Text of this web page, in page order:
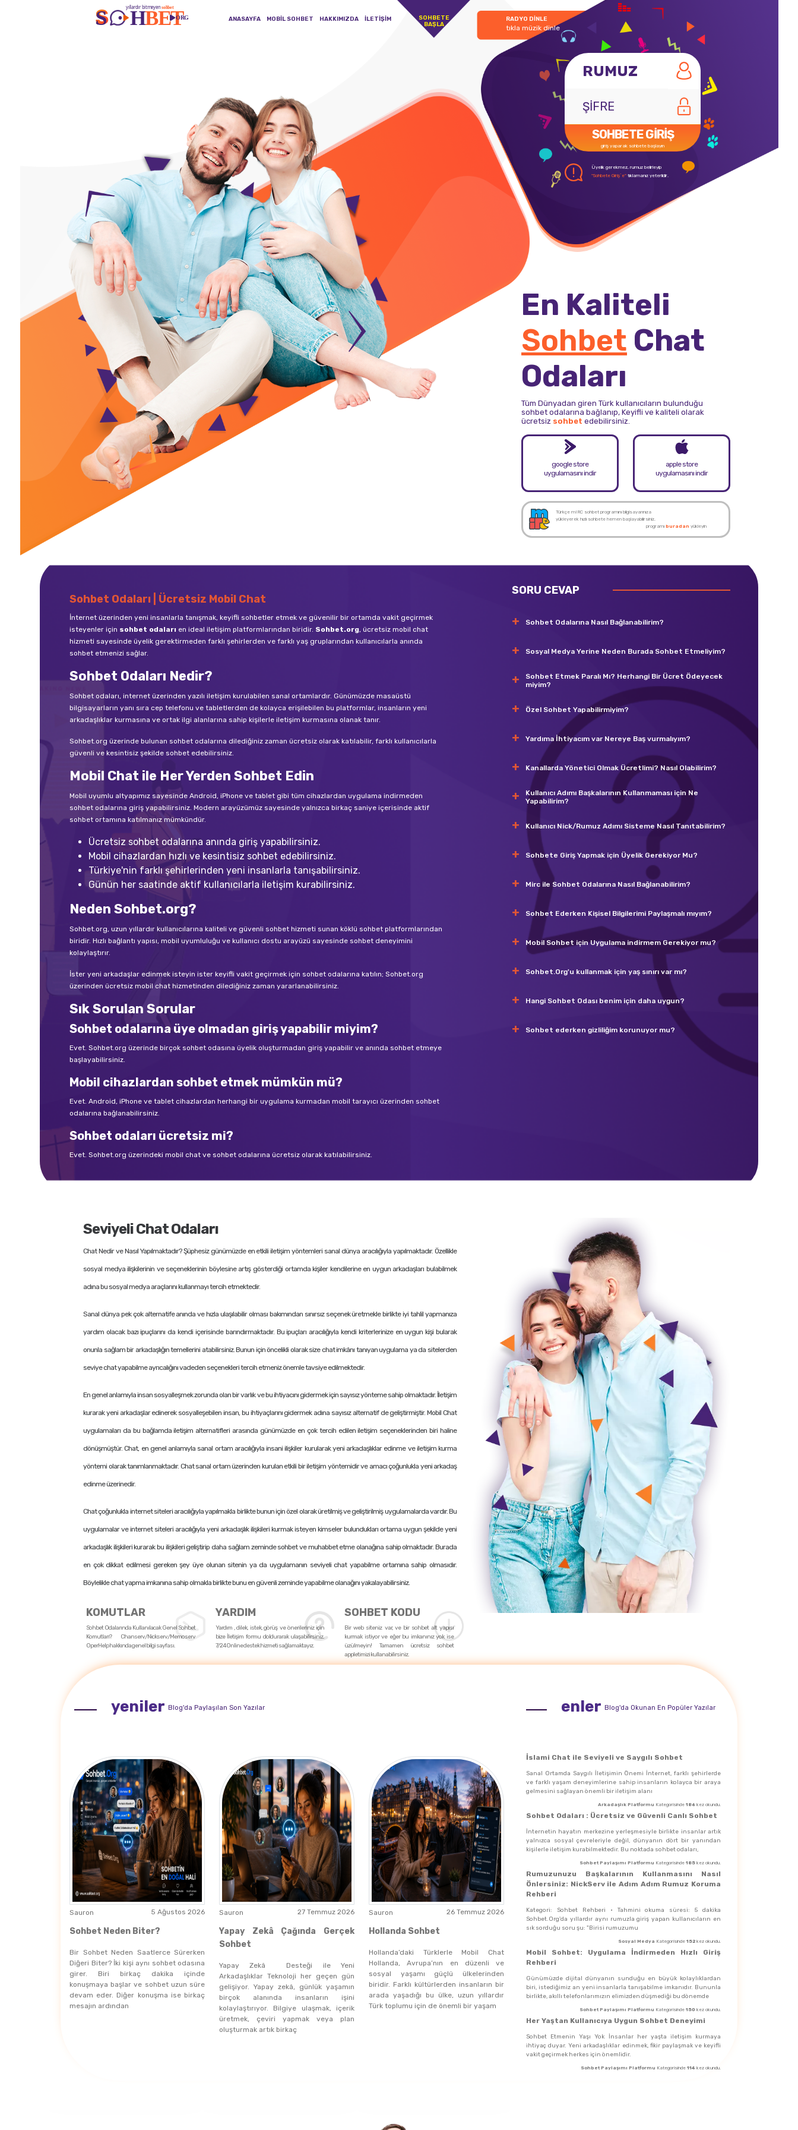
ANASAYFA MOBİL SOHBET HAKKIMIZDA İLETİŞİM
SOHBETE
BAŞLA
RADYO DİNLE
tıkla müzik dinle
SOHBETE GİRİŞ
giriş yaparak sohbete başlayın
Üyelik gerekmez, rumuz belirleyip
"Sohbete Giriş`e" tıklamanız yeterlidir.
En Kaliteli
Sohbet Chat
Odaları
Tüm Dünyadan giren Türk kullanıcıların bulunduğu
sohbet odalarına bağlanıp, Keyifli ve kaliteli olarak
ücretsiz sohbet edebilirsiniz.
google store
uygulamasını indir
apple store
uygulamasını indir
Türkçe mIRC sohbet programını bilgisayarınıza
yükleyerek hızlı sohbete hemen başlayabilirsiniz.
programı buradan yükleyin
Sohbet Odaları | Ücretsiz Mobil Chat
İnternet üzerinden yeni insanlarla tanışmak, keyifli sohbetler etmek ve güvenilir bir ortamda vakit geçirmek
isteyenler için sohbet odaları en ideal iletişim platformlarından biridir. Sohbet.org, ücretsiz mobil chat
hizmeti sayesinde üyelik gerektirmeden farklı şehirlerden ve farklı yaş gruplarından kullanıcılarla anında
sohbet etmenizi sağlar.
Sohbet Odaları Nedir?
Sohbet odaları, internet üzerinden yazılı iletişim kurulabilen sanal ortamlardır. Günümüzde masaüstü
bilgisayarların yanı sıra cep telefonu ve tabletlerden de kolayca erişilebilen bu platformlar, insanların yeni
arkadaşlıklar kurmasına ve ortak ilgi alanlarına sahip kişilerle iletişim kurmasına olanak tanır.
Sohbet.org üzerinde bulunan sohbet odalarına dilediğiniz zaman ücretsiz olarak katılabilir, farklı kullanıcılarla
güvenli ve kesintisiz şekilde sohbet edebilirsiniz.
Mobil Chat ile Her Yerden Sohbet Edin
Mobil uyumlu altyapımız sayesinde Android, iPhone ve tablet gibi tüm cihazlardan uygulama indirmeden
sohbet odalarına giriş yapabilirsiniz. Modern arayüzümüz sayesinde yalnızca birkaç saniye içerisinde aktif
sohbet ortamına katılmanız mümkündür.
Ücretsiz sohbet odalarına anında giriş yapabilirsiniz.
Mobil cihazlardan hızlı ve kesintisiz sohbet edebilirsiniz.
Türkiye'nin farklı şehirlerinden yeni insanlarla tanışabilirsiniz.
Günün her saatinde aktif kullanıcılarla iletişim kurabilirsiniz.
Neden Sohbet.org?
Sohbet.org, uzun yıllardır kullanıcılarına kaliteli ve güvenli sohbet hizmeti sunan köklü sohbet platformlarından
biridir. Hızlı bağlantı yapısı, mobil uyumluluğu ve kullanıcı dostu arayüzü sayesinde sohbet deneyimini
kolaylaştırır.
İster yeni arkadaşlar edinmek isteyin ister keyifli vakit geçirmek için sohbet odalarına katılın; Sohbet.org
üzerinden ücretsiz mobil chat hizmetinden dilediğiniz zaman yararlanabilirsiniz.
Sık Sorulan Sorular
Sohbet odalarına üye olmadan giriş yapabilir miyim?
Evet. Sohbet.org üzerinde birçok sohbet odasına üyelik oluşturmadan giriş yapabilir ve anında sohbet etmeye
başlayabilirsiniz.
Mobil cihazlardan sohbet etmek mümkün mü?
Evet. Android, iPhone ve tablet cihazlardan herhangi bir uygulama kurmadan mobil tarayıcı üzerinden sohbet
odalarına bağlanabilirsiniz.
Sohbet odaları ücretsiz mi?
Evet. Sohbet.org üzerindeki mobil chat ve sohbet odalarına ücretsiz olarak katılabilirsiniz.
SORU CEVAP
Sohbet Odalarına Nasıl Bağlanabilirim?
Sosyal Medya Yerine Neden Burada Sohbet Etmeliyim?
Sohbet Etmek Paralı Mı? Herhangi Bir Ücret Ödeyecek
miyim?
Özel Sohbet Yapabilirmiyim?
Yardıma İhtiyacım var Nereye Baş vurmalıyım?
Kanallarda Yönetici Olmak Ücretlimi? Nasıl Olabilirim?
Kullanıcı Adımı Başkalarının Kullanmaması için Ne
Yapabilirim?
Kullanıcı Nick/Rumuz Adımı Sisteme Nasıl Tanıtabilirim?
Sohbete Giriş Yapmak için Üyelik Gerekiyor Mu?
Mirc ile Sohbet Odalarına Nasıl Bağlanabilirim?
Sohbet Ederken Kişisel Bilgilerimi Paylaşmalı mıyım?
Mobil Sohbet için Uygulama indirmem Gerekiyor mu?
Sohbet.Org'u kullanmak için yaş sınırı var mı?
Hangi Sohbet Odası benim için daha uygun?
Sohbet ederken gizliliğim korunuyor mu?
Seviyeli Chat Odaları
Chat Nedir ve Nasıl Yapılmaktadır? Şüphesiz günümüzde en etkili iletişim yöntemleri sanal dünya aracılığıyla yapılmaktadır. Özellikle
sosyal medya ilişkilerinin ve seçeneklerinin böylesine artış gösterdiği ortamda kişiler kendilerine en uygun arkadaşları bulabilmek
adına bu sosyal medya araçlarını kullanmayı tercih etmektedir.
Sanal dünya pek çok alternatife anında ve hızla ulaşılabilir olması bakımından sınırsız seçenek üretmekle birlikte iyi tahlil yapmanıza
yardım olacak bazı ipuçlarını da kendi içerisinde barındırmaktadır. Bu ipuçları aracılığıyla kendi kriterlerinize en uygun kişi bularak
onunla sağlam bir arkadaşlığın temellerini atabilirsiniz. Bunun için öncelikli olarak size chat imkânı tanıyan uygulama ya da sitelerden
seviye chat yapabilme ayrıcalığını vadeden seçenekleri tercih etmeniz önemle tavsiye edilmektedir.
En genel anlamıyla insan sosyalleşmek zorunda olan bir varlık ve bu ihtiyacını gidermek için sayısız yönteme sahip olmaktadır. İletişim
kurarak yeni arkadaşlar edinerek sosyalleşebilen insan, bu ihtiyaçlarını gidermek adına sayısız alternatif de geliştirmiştir. Mobil Chat
uygulamaları da bu bağlamda iletişim alternatifleri arasında günümüzde en çok tercih edilen iletişim seçeneklerinden biri haline
dönüşmüştür. Chat, en genel anlamıyla sanal ortam aracılığıyla insani ilişkiler kurularak yeni arkadaşlıklar edinme ve iletişim kurma
yöntemi olarak tanımlanmaktadır. Chat sanal ortam üzerinden kurulan etkili bir iletişim yöntemidir ve amacı çoğunlukla yeni arkadaş
edinme üzerinedir.
Chat çoğunlukla internet siteleri aracılığıyla yapılmakla birlikte bunun için özel olarak üretilmiş ve geliştirilmiş uygulamalarda vardır. Bu
uygulamalar ve internet siteleri aracılığıyla yeni arkadaşlık ilişkileri kurmak isteyen kimseler bulundukları ortama uygun şekilde yeni
arkadaşlık ilişkileri kurarak bu ilişkileri geliştirip daha sağlam zeminde sohbet ve muhabbet etme olanağına sahip olmaktadır. Burada
en çok dikkat edilmesi gereken şey üye olunan sitenin ya da uygulamanın seviyeli chat yapabilme ortamına sahip olmasıdır.
Böylelikle chat yapma imkanına sahip olmakla birlikte bunu en güvenli zeminde yapabilme olanağını yakalayabilirsiniz.
KOMUTLAR
Sohbet Odalarında Kullanılacak Genel Sohbet
Komutları? Chanserv/Nickserv/Memoserv
OperHelp hakkında genel bilgi sayfası.
YARDIM
Yardım , dilek, istek, görüş ve önerileriniz için
bize İletişim formu doldurarak ulaşabilirsiniz.
7/24 Online destek hizmeti sağlamaktayız.
SOHBET KODU
Bir web siteniz var, ve bir sohbet alt yapısı
kurmak istiyor ve eğer bu imkanınız yok ise
üzülmeyin! Tamamen ücretsiz sohbet
appletimizi kullanabilirsiniz.
yeniler Blog'da Paylaşılan Son Yazılar
Sauron 5 Ağustos 2026
Sohbet Neden Biter?
Bir Sohbet Neden Saatlerce Sürerken
Diğeri Biter? İki kişi aynı sohbet odasına
girer. Biri birkaç dakika içinde
konuşmaya başlar ve sohbet uzun süre
devam eder. Diğer konuşma ise birkaç
mesajın ardından
Sauron 27 Temmuz 2026
Yapay Zekâ Çağında Gerçek
Sohbet
Yapay Zekâ Desteği ile Yeni
Arkadaşlıklar Teknoloji her geçen gün
gelişiyor. Yapay zekâ, günlük yaşamın
birçok alanında insanların işini
kolaylaştırıyor. Bilgiye ulaşmak, içerik
üretmek, çeviri yapmak veya plan
oluşturmak artık birkaç
Sauron 26 Temmuz 2026
Hollanda Sohbet
Hollanda’daki Türklerle Mobil Chat
Hollanda, Avrupa’nın en düzenli ve
sosyal yaşamı güçlü ülkelerinden
biridir. Farklı kültürlerden insanların bir
arada yaşadığı bu ülke, uzun yıllardır
Türk toplumu için de önemli bir yaşam
enler Blog'da Okunan En Popüler Yazılar
İslami Chat ile Seviyeli ve Saygılı Sohbet
Sanal Ortamda Saygılı İletişimin Önemi İnternet, farklı şehirlerde
ve farklı yaşam deneyimlerine sahip insanların kolayca bir araya
gelmesini sağlayan önemli bir iletişim alanı
Arkadaşlık Platformu Kategorisinde 186 kez okundu.
Sohbet Odaları : Ücretsiz ve Güvenli Canlı Sohbet
İnternetin hayatın merkezine yerleşmesiyle birlikte insanlar artık
yalnızca sosyal çevreleriyle değil, dünyanın dört bir yanından
kişilerle iletişim kurabilmektedir. Bu noktada sohbet odaları,
Sohbet Paylaşımı Platformu Kategorisinde 185 kez okundu.
Rumuzunuzu Başkalarının Kullanmasını Nasıl
Önlersiniz: NickServ ile Adım Adım Rumuz Koruma
Rehberi
Kategori: Sohbet Rehberi · Tahmini okuma süresi: 5 dakika
Sohbet.Org'da yıllardır aynı rumuzla giriş yapan kullanıcıların en
sık sorduğu soru şu: "Birisi rumuzumu
Sosyal Medya Kategorisinde 152 kez okundu.
Mobil Sohbet: Uygulama İndirmeden Hızlı Giriş
Rehberi
Günümüzde dijital dünyanın sunduğu en büyük kolaylıklardan
biri, istediğimiz an yeni insanlarla tanışabilme imkanıdır. Bununla
birlikte, akıllı telefonlarımızın elimizden düşmediği bu dönemde
Sohbet Paylaşımı Platformu Kategorisinde 150 kez okundu.
Her Yaştan Kullanıcıya Uygun Sohbet Deneyimi
Sohbet Etmenin Yaşı Yok İnsanlar her yaşta iletişim kurmaya
ihtiyaç duyar. Yeni arkadaşlıklar edinmek, fikir paylaşmak ve keyifli
vakit geçirmek herkes için önemlidir.
Sohbet Paylaşımı Platformu Kategorisinde 114 kez okundu.